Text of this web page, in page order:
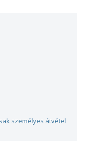
személyes átvétel